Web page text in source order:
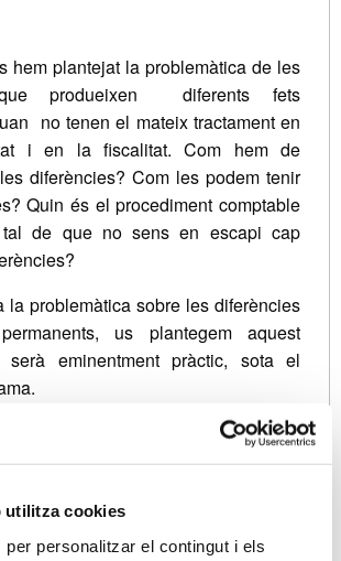
utilitza cookies
per personalitzar el contingut i els
hem plantejat la problemàtica de les
produeixen diferents fets
no tenen el mateix tractament en
i en la fiscalitat. Com hem de
diferències? Com les podem tenir
Quin és el procediment comptable
de que no sens en escapi cap
la problemàtica sobre les diferències
us plantegem aquest
serà eminentment pràctic, sota el
normes sobre impost sobre